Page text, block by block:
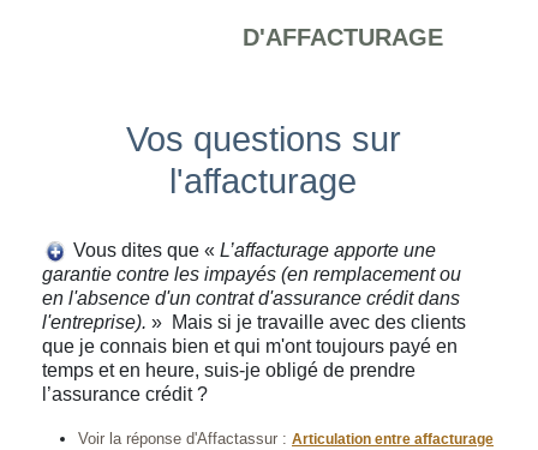
D'AFFACTURAGE
Vos questions sur
l'affacturage
Vous dites que « L’affacturage apporte une
garantie contre les impayés (en remplacement ou
en l'absence d'un contrat d'assurance crédit dans
l'entreprise). » Mais si je travaille avec des clients
que je connais bien et qui m'ont toujours payé en
temps et en heure, suis-je obligé de prendre
l’assurance crédit ?
Voir la réponse d'Affactassur : Articulation entre affacturage